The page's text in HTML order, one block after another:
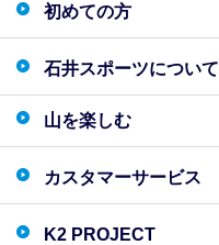
初めての方
石井スポーツについて
山を楽しむ
カスタマーサービス
K2 PROJECT